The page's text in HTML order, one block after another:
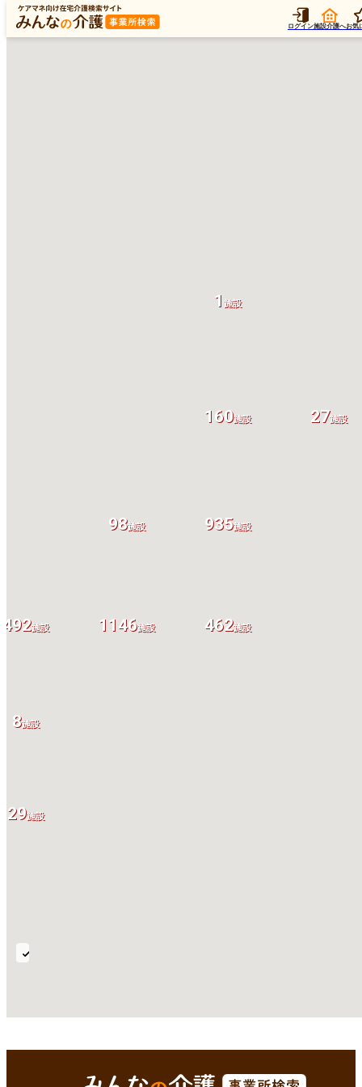
ログイン施設介護へお気
1146施設
935施設
160施設 27施設
1 施設
492施設 462施設
98施設
8施設
29施設
ー